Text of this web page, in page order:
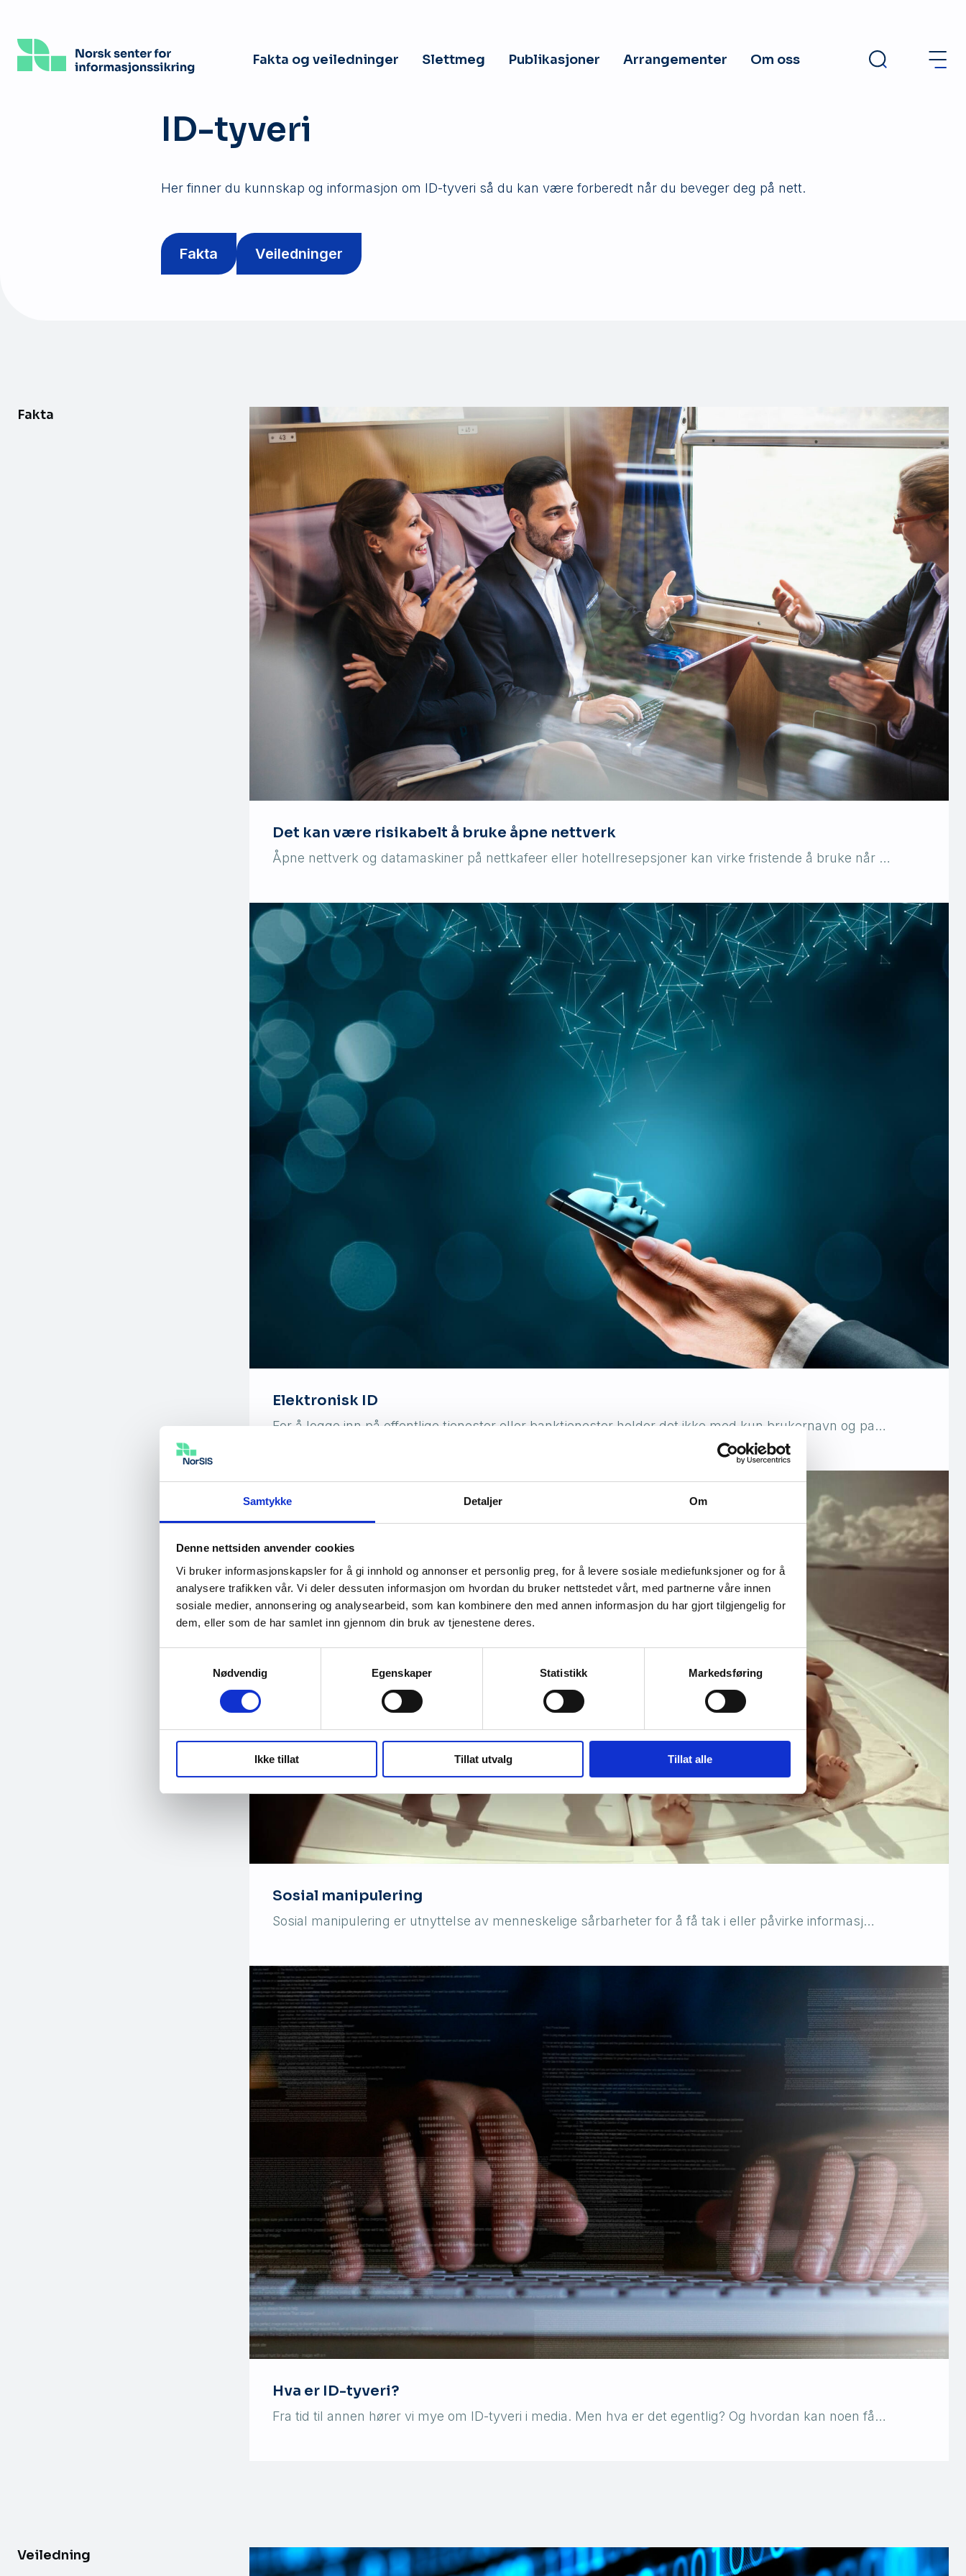
Samtykke Detaljer Om
Denne nettsiden anvender cookies
Vi bruker informasjonskapsler for å gi innhold og annonser et personlig preg, for å levere sosiale mediefunksjoner og for å
analysere trafikken vår. Vi deler dessuten informasjon om hvordan du bruker nettstedet vårt, med partnerne våre innen
sosiale medier, annonsering og analysearbeid, som kan kombinere den med annen informasjon du har gjort tilgjengelig for
dem, eller som de har samlet inn gjennom din bruk av tjenestene deres.
Nødvendig
Egenskaper Statistikk Markedsføring
Ikke tillat Tillat utvalg Tillat alle
hovedinnhold
Fakta og veiledninger Slettmeg Publikasjoner Arrangementer Om oss
ID-tyveri
Her finner du kunnskap og informasjon om ID-tyveri så du kan være forberedt når du beveger deg på nett.
Fakta Veiledninger
Fakta
Det kan være risikabelt å bruke åpne nettverk
Åpne nettverk og datamaskiner på nettkafeer eller hotellresepsjoner kan virke fristende å bruke når …
Elektronisk ID
For å logge inn på offentlige tjenester eller banktjenester holder det ikke med kun brukernavn og pa…
Sosial manipulering
Sosial manipulering er utnyttelse av menneskelige sårbarheter for å få tak i eller påvirke informasj…
Hva er ID-tyveri?
Fra tid til annen hører vi mye om ID-tyveri i media. Men hva er det egentlig? Og hvordan kan noen få…
Veiledning